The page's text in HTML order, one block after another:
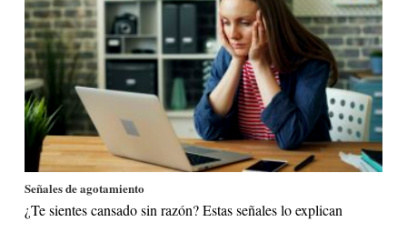
Señales de agotamiento
¿Te sientes cansado sin razón? Estas señales lo explican